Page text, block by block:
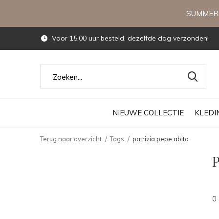
NIEUWE COLLECTIE
Voor 15.00 uur besteld, dezelfde dag verzonden!
Terug naar overzicht Tags patrizia pepe abito
0